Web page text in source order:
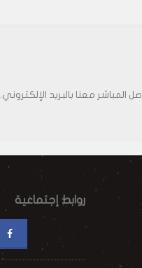
المباشر معنا بالبريد الإلكتروني.
روابط إجتماعية